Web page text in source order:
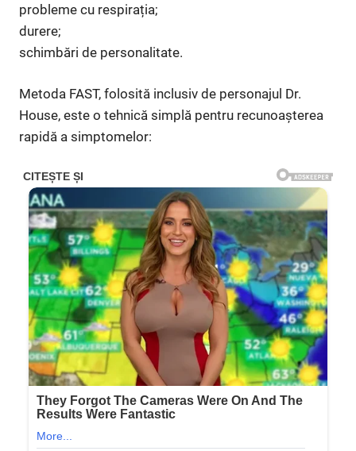
probleme cu respirația;
durere;
schimbări de personalitate.
Metoda FAST, folosită inclusiv de personajul Dr.
House, este o tehnică simplă pentru recunoașterea
rapidă a simptomelor: